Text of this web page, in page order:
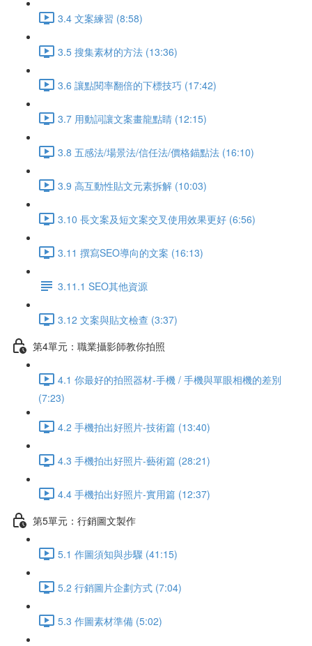
3.4 文案練習 (8:58)
3.5 搜集素材的方法 (13:36)
3.6 讓點閱率翻倍的下標技巧 (17:42)
3.7 用動詞讓文案畫龍點睛 (12:15)
3.8 五感法/場景法/信任法/價格錨點法 (16:10)
3.9 高互動性貼文元素拆解 (10:03)
3.10 長文案及短文案交叉使用效果更好 (6:56)
3.11 撰寫SEO導向的文案 (16:13)
3.11.1 SEO其他資源
3.12 文案與貼文檢查 (3:37)
第4單元：職業攝影師教你拍照
4.1 你最好的拍照器材-手機 / 手機與單眼相機的差別
(7:23)
4.2 手機拍出好照片-技術篇 (13:40)
4.3 手機拍出好照片-藝術篇 (28:21)
4.4 手機拍出好照片-實用篇 (12:37)
第5單元：行銷圖文製作
5.1 作圖須知與步驟 (41:15)
5.2 行銷圖片企劃方式 (7:04)
5.3 作圖素材準備 (5:02)